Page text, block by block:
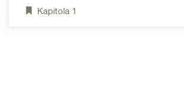
Kapitola 1